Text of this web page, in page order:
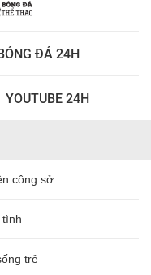
ĐÁ 24H
YOUTUBE 24H
công sở
tình
trẻ